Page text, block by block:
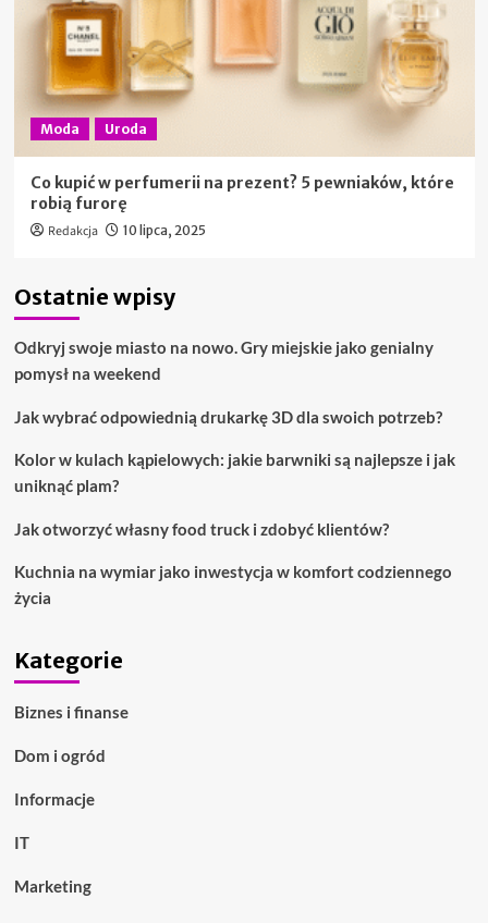
Moda Uroda
Co kupić w perfumerii na prezent? 5 pewniaków, które
robią furorę
Redakcja 10 lipca, 2025
Ostatnie wpisy
Odkryj swoje miasto na nowo. Gry miejskie jako genialny
pomysł na weekend
Jak wybrać odpowiednią drukarkę 3D dla swoich potrzeb?
Kolor w kulach kąpielowych: jakie barwniki są najlepsze i jak
uniknąć plam?
Jak otworzyć własny food truck i zdobyć klientów?
Kuchnia na wymiar jako inwestycja w komfort codziennego
życia
Kategorie
Biznes i finanse
Dom i ogród
Informacje
IT
Marketing